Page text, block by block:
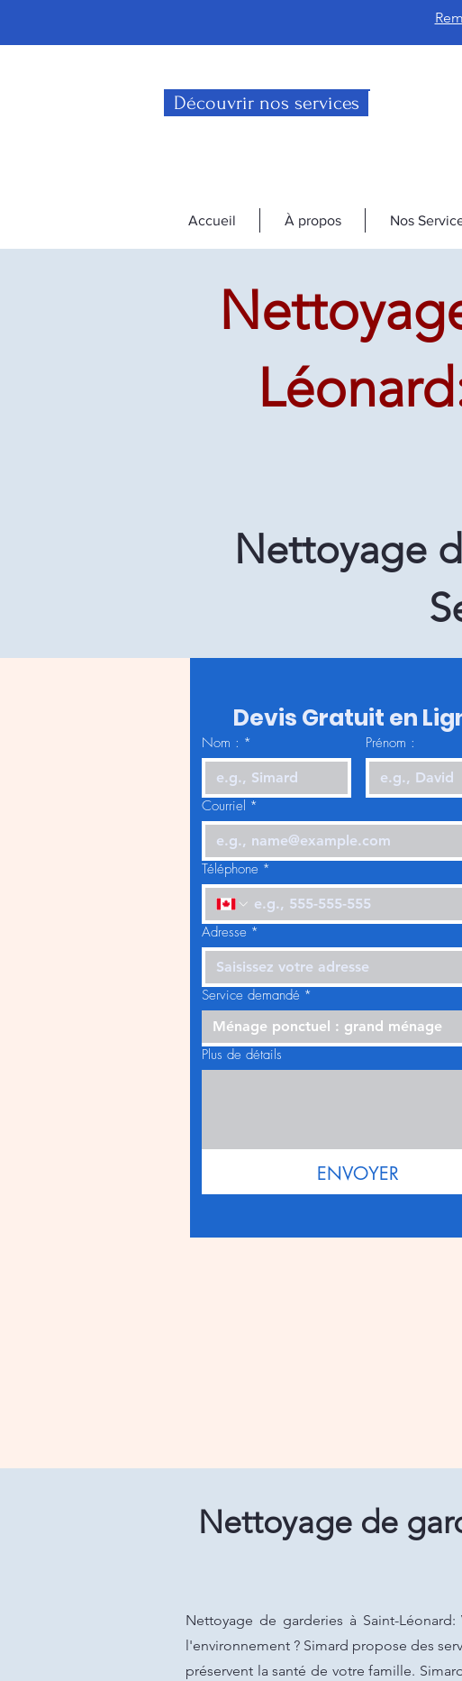
Découvrir nos services
Accueil À propos Nos
Nettoyage
Devis Gratuit en
Nom : * Prénom :
Courriel *
Téléphone *
Adresse *
Service demandé *
Ménage ponctuel : grand ménage
Plus de détails
ENVOYER
Nettoyage de
Nettoyage de garderies à Saint-
l'environnement ? Simard propose des
préservent la santé de votre famille.